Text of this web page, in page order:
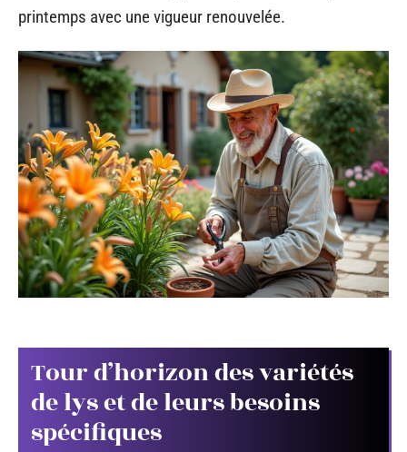
printemps avec une vigueur renouvelée.
Tour d’horizon des variétés
de lys et de leurs besoins
spécifiques